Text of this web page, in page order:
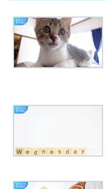
日記
日記
日記